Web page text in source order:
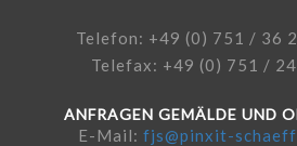
Telefon: +49 (0) 751 / 36
Telefax: +49 (0) 751 /
ANFRAGEN GEMÄLDE UND
E-Mail: fjs@pinxit-